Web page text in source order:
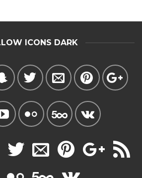
ICONS DARK